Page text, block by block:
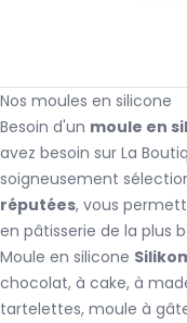
Nos moules en silicone
Besoin d'un moule en
avez besoin sur La
soigneusement
réputées, vous
en pâtisserie de la plus
Moule en silicone
chocolat, à cake, à
tartelettes, moule à